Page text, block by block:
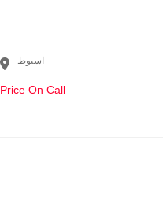
اسيوط
Price On Call